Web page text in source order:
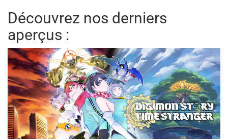
Découvrez nos derniers
aperçus :